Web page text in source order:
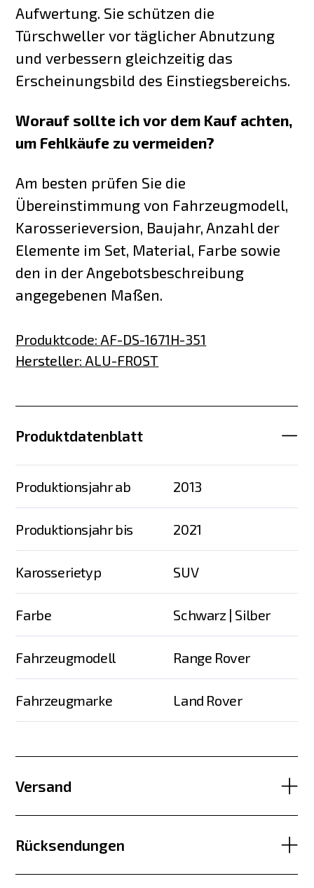
Aufwertung. Sie schützen die
Türschweller vor täglicher Abnutzung
und verbessern gleichzeitig das
Erscheinungsbild des Einstiegsbereichs.
Worauf sollte ich vor dem Kauf achten,
um Fehlkäufe zu vermeiden?
Am besten prüfen Sie die
Übereinstimmung von Fahrzeugmodell,
Karosserieversion, Baujahr, Anzahl der
Elemente im Set, Material, Farbe sowie
den in der Angebotsbeschreibung
angegebenen Maßen.
Produktcode: AF-DS-1671H-351
Hersteller: ALU-FROST
Produktdatenblatt
Produktionsjahr ab 2013
Produktionsjahr bis 2021
Karosserietyp SUV
Farbe Schwarz | Silber
Fahrzeugmodell Range Rover
Fahrzeugmarke Land Rover
Versand
Rücksendungen